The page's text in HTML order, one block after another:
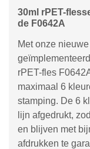
30ml rPET-
de F0642A
Met onze
rPET-fles
maximaal 6
stamping. De 6
lijn afgedrukt,
en blijven met
afdrukken te